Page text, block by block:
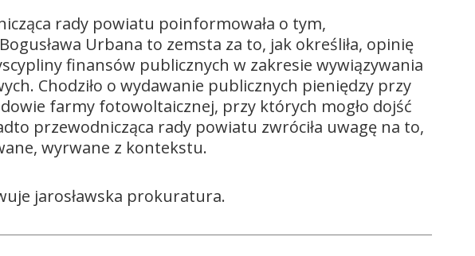
rady powiatu poinformowała o tym,
Urbana to zemsta za to, jak określiła, opinię
finansów publicznych w zakresie wywiązywania
Chodziło o wydawanie publicznych pieniędzy przy
farmy fotowoltaicznej, przy których mogło dojść
przewodnicząca rady powiatu zwróciła uwagę na to,
wyrwane z kontekstu.
jarosławska prokuratura.